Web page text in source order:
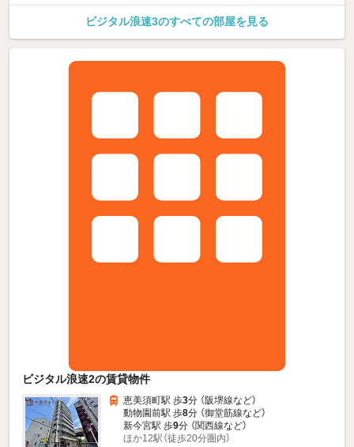
ビジタル浪速3のすべての部屋を見る
ビジタル浪速2の賃貸物件
恵美須町駅 歩3分 （阪堺線など）
動物園前駅 歩8分 （御堂筋線など）
新今宮駅 歩9分 （関西線など）
ほか12駅（徒歩20分圏内）